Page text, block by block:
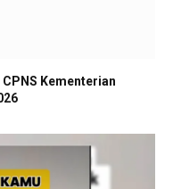
Kementerian